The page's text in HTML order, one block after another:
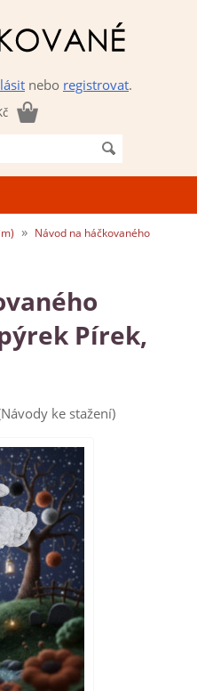
nebo registrovat.
» Návod na háčkovaného
Pírek,
ke stažení)